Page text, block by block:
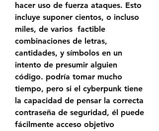
hacer uso de fuerza ataques. Esto
incluye suponer cientos, o incluso
miles, de varios  factible
combinaciones de letras,
cantidades, y símbolos en un
intento de presumir alguien
código. podría tomar mucho
tiempo, pero si el cyberpunk tiene
la capacidad de pensar la correcta
contraseña de seguridad, él puede
fácilmente acceso objetivo